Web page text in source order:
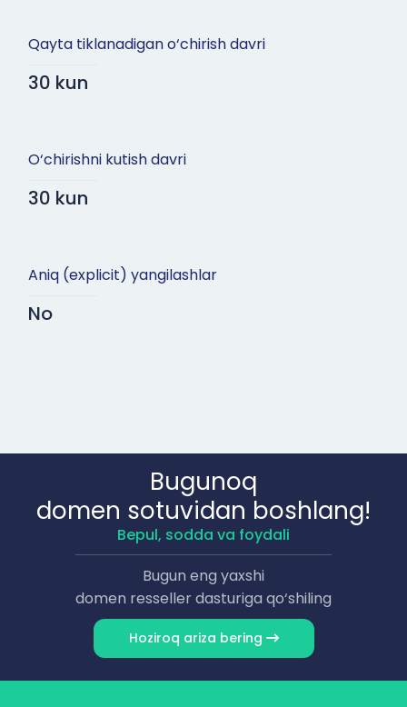
Qayta tiklanadigan o‘chirish davri
30 kun
O‘chirishni kutish davri
30 kun
Aniq (explicit) yangilashlar
No
Bugunoq
domen sotuvidan boshlang!
Bepul, sodda va foydali
Bugun eng yaxshi
domen resseller dasturiga qo‘shiling
Hoziroq ariza bering